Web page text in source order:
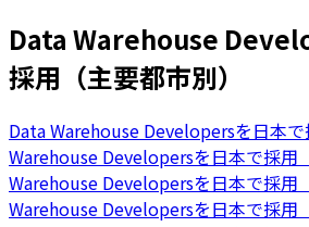
Data Warehouse
採用（主要都市別）
Data Warehouse Developersを日本で
Warehouse Developersを日本で採用
Warehouse Developersを日本で採用
Warehouse Developersを日本で採用